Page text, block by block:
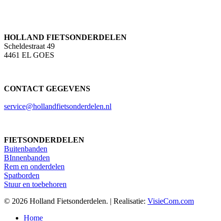
HOLLAND FIETSONDERDELEN
Scheldestraat 49
4461 EL GOES
CONTACT GEGEVENS
service@hollandfietsonderdelen.nl
FIETSONDERDELEN
Buitenbanden
BInnenbanden
Rem en onderdelen
Spatborden
Stuur en toebehoren
© 2026 Holland Fietsonderdelen. | Realisatie: VisieCom.com
Close
Home